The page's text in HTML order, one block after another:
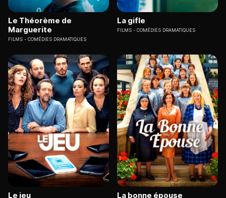
Le Théorème de
Marguerite
FILMS COMÉDIES DRAMATIQUES
La gifle
FILMS COMÉDIES DRAMATIQUES
Le jeu La bonne épouse